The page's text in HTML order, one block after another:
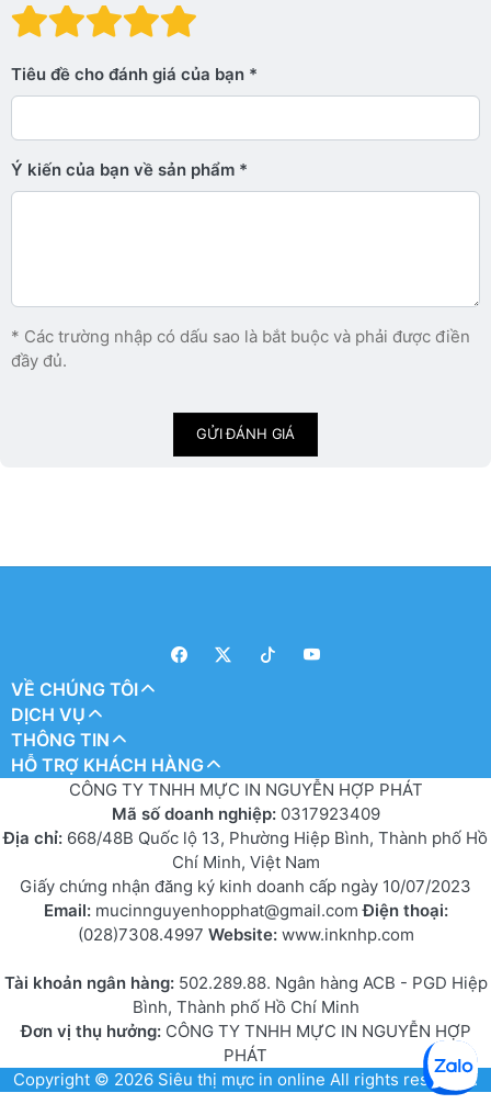
Đánh giá: 4 trên 5
Đánh giá: 3 trên 5 sao.
Đánh giá: 2 trên 5 sao.
Đánh giá: 1 trên 5 sao. Xấu
Tiêu đề cho đánh giá của bạn
Ý kiến ​​của bạn về sản phẩm
* Các trường nhập có dấu sao là bắt buộc và phải được điền
đầy đủ.
GỬI ĐÁNH GIÁ
VỀ CHÚNG TÔI
DỊCH VỤ
THÔNG TIN
HỖ TRỢ KHÁCH HÀNG
CÔNG TY TNHH MỰC IN NGUYỄN HỢP PHÁT
Mã số doanh nghiệp: 0317923409
Địa chỉ: 668/48B Quốc lộ 13, Phường Hiệp Bình, Thành phố Hồ
Chí Minh, Việt Nam
Giấy chứng nhận đăng ký kinh doanh cấp ngày 10/07/2023
Email: mucinnguyenhopphat@gmail.comĐiện thoại:
(028)7308.4997 Website: www.inknhp.com
Tài khoản ngân hàng: 502.289.88. Ngân hàng ACB - PGD Hiệp
Bình, Thành phố Hồ Chí Minh
Đơn vị thụ hưởng:CÔNG TY TNHH MỰC IN NGUYỄN HỢP
PHÁT
Copyright © 2026 Siêu thị mực in online All rights reserved.